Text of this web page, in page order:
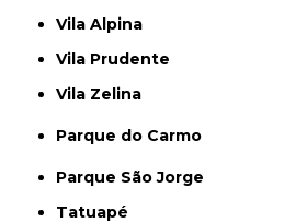
Vila Alpina
Vila Prudente
Vila Zelina
Parque do Carmo
Parque São Jorge
Tatuapé